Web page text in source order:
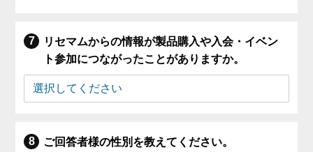
リセマムからの情報が製品購入や入会・イベン
ト参加につながったことがありますか。
ご回答者様の性別を教えてください。